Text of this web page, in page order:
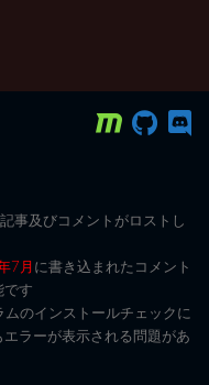
事及びコメントがロストし
7月に書き込まれたコメント
です
のインストールチェックに
ラーが表示される問題があ